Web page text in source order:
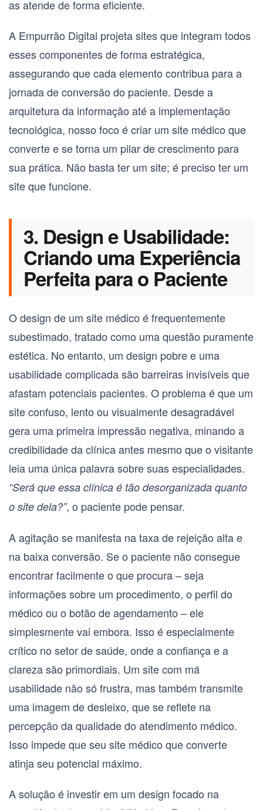
as atende de forma eficiente.
A Empurrão Digital projeta sites que integram todos
esses componentes de forma estratégica,
assegurando que cada elemento contribua para a
jornada de conversão do paciente. Desde a
arquitetura da informação até a implementação
tecnológica, nosso foco é criar um site médico que
convertee se torna um pilar de crescimento para
sua prática. Não basta ter um site; é preciso ter um
site que funcione.
3. Design e Usabilidade:
Criando uma Experiência
Perfeita para o Paciente
O design de um site médico é frequentemente
subestimado, tratado como uma questão puramente
estética. No entanto, um design pobre e uma
usabilidade complicada são barreiras invisíveis que
afastam potenciais pacientes. O problema é que um
site confuso, lento ou visualmente desagradável
gera uma primeira impressão negativa, minando a
credibilidade da clínica antes mesmo que o visitante
leia uma única palavra sobre suas especialidades.
“Será que essa clínica é tão desorganizada quanto
o site dela?”, o paciente pode pensar.
A agitação se manifesta na taxa de rejeição alta e
na baixa conversão. Se o paciente não consegue
encontrar facilmente o que procura – seja
informações sobre um procedimento, o perfil do
médico ou o botão de agendamento – ele
simplesmente vai embora. Isso é especialmente
crítico no setor de saúde, onde a confiança e a
clareza são primordiais. Um site com má
usabilidade não só frustra, mas também transmite
uma imagem de desleixo, que se reflete na
percepção da qualidade do atendimento médico.
Isso impede que seu site médico que converte
atinja seu potencial máximo.
A solução é investir em um design focado na